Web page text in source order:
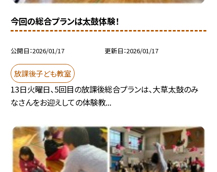
今回の総合プランは太鼓体験！
公開日 2026/01/17 更新日 2026/01/17
放課後子ども教室
13日火曜日、5回目の放課後総合プランは、大草太鼓のみ
なさんをお迎えしての体験教...